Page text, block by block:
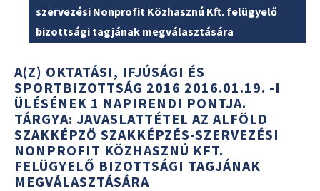
szervezési Nonprofit Közhasznú Kft. felügyelő
bizottsági tagjának megválasztására
A(Z) OKTATÁSI, IFJÚSÁGI ÉS
SPORTBIZOTTSÁG 2016 2016.01.19. -I
ÜLÉSÉNEK 1 NAPIRENDI PONTJA.
TÁRGYA: JAVASLATTÉTEL AZ ALFÖLD
SZAKKÉPZŐ SZAKKÉPZÉS-SZERVEZÉSI
NONPROFIT KÖZHASZNÚ KFT.
FELÜGYELŐ BIZOTTSÁGI TAGJÁNAK
MEGVÁLASZTÁSÁRA